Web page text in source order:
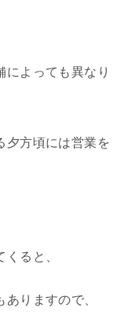
によっても異なり
夕方頃には営業を
ると、
りますので、